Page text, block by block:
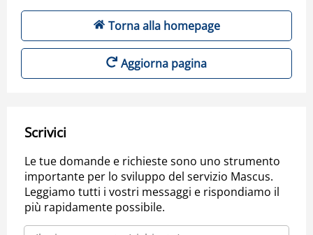
Torna alla homepage
Aggiorna pagina
Scrivici
Le tue domande e richieste sono uno strumento
importante per lo sviluppo del servizio Mascus.
Leggiamo tutti i vostri messaggi e rispondiamo il
più rapidamente possibile.